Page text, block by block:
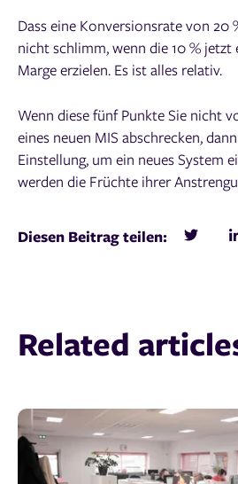
Dass eine Konversionsrate von 20
nicht schlimm, wenn die 10 %
Marge erzielen. Es ist alles relativ.
Wenn diese fünf Punkte Sie nicht
eines neuen MIS abschrecken,
Einstellung, um ein neues System
werden die Früchte ihrer
Diesen Beitrag teilen:
Related